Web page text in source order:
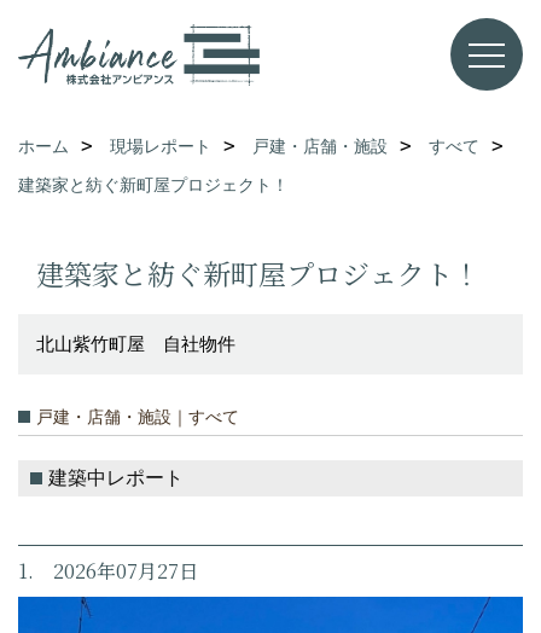
ホーム 現場レポート 戸建・店舗・施設
すべて
建築家と紡ぐ新町屋プロジェクト！
建築家と紡ぐ新町屋プロジェクト！
北山紫竹町屋 自社物件
戸建・店舗・施設｜すべて
建築中レポート
1. 2026年07月27日